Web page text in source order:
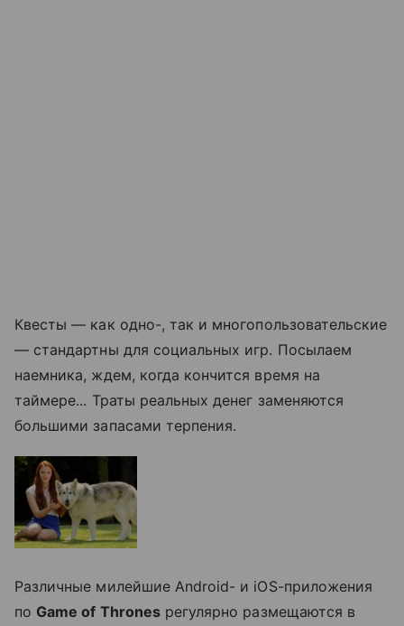
Квесты — как одно-, так и многопользовательские
— стандартны для социальных игр. Посылаем
наемника, ждем, когда кончится время на
таймере... Траты реальных денег заменяются
большими запасами терпения.
Различные милейшие Android- и iOS-приложения
по Game of Thronesрегулярно размещаются в